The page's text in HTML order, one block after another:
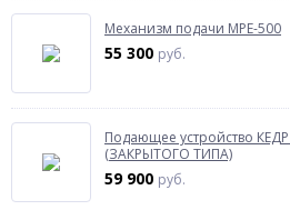
Механизм подачи MPЕ-500
55 300 руб.
Подающее устройство КЕДР
(ЗАКРЫТОГО ТИПА)
59 900 руб.